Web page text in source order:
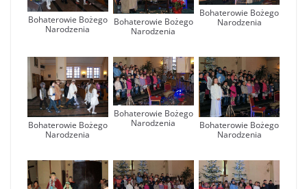
Bohaterowie Bożego
Narodzenia
Bohaterowie Bożego
Narodzenia
Bohaterowie Bożego
Narodzenia
Bohaterowie Bożego
Narodzenia
Bohaterowie Bożego
Narodzenia
Bohaterowie Bożego
Narodzenia